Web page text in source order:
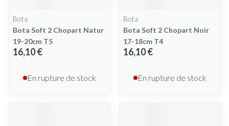
Bota
Bota Soft 2 Chopart Natur
19-20cm T5
16,10 €
En rupture de stock
Bota
Bota Soft 2 Chopart Noir
17-18cm T4
16,10 €
En rupture de stock